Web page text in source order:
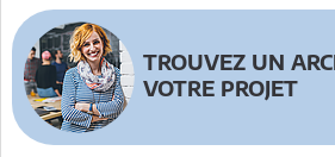
TROUVEZ UN
VOTRE PROJET